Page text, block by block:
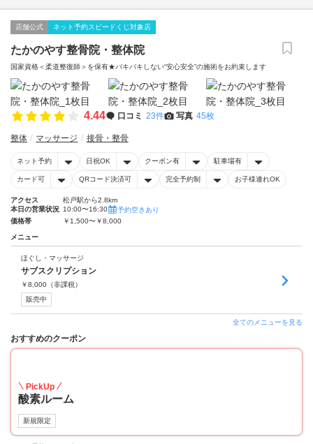
店舗公式 ネット予約スピードくじ対象店
たかのやす整骨院・整体院
国家資格＜柔道整復師＞を保有★バキバキしない“安心安全”の施術をお約束します
4.44 口コミ 23件 写真 45枚
整体 マッサージ 接骨・整骨
ネット予約 日祝OK クーポン有 駐車場有
カード可 QRコード決済可 完全予約制 お子様連れOK
アクセス
松戸駅から2.8km
本日の営業状況 10:00〜16:30
予約空きあり
価格帯
￥1,500〜￥8,000
メニュー
ほぐし・マッサージ
サブスクリプション
￥8,000 （非課税）
販売中
全てのメニューを見る
おすすめのクーポン
PickUp
酸素ルーム
新規限定